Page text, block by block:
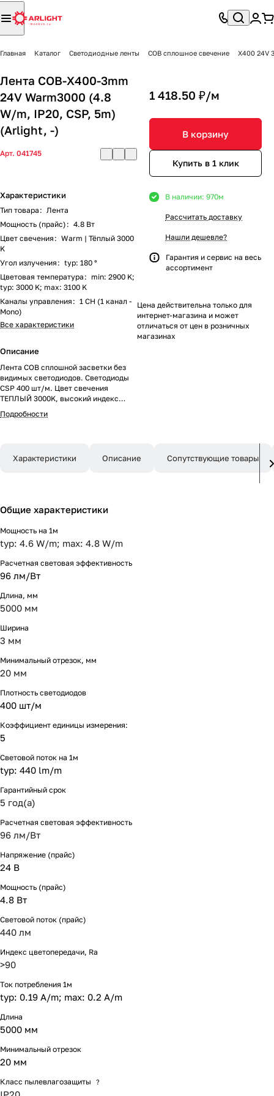
Главная Каталог Светодиодные ленты COB сплошное свечение X400 24V
Лента COB-X400-3mm
24V Warm3000 (4.8
W/m, IP20, CSP, 5m)
(Arlight, -)
Арт. 041745
Характеристики
Тип товара : Лента
Мощность (прайс) : 4.8 Вт
Цвет свечения : Warm | Тёплый 3000
K
Угол излучения : typ: 180 °
Цветовая температура : min: 2900 K;
typ: 3000 K; max: 3100 K
Каналы управления : 1 CH (1 канал -
Mono)
Все характеристики
Описание
Лента COB сплошной засветки без
видимых светодиодов. Светодиоды
CSP 400 шт/м. Цвет свечения
ТЕПЛЫЙ 3000K, высокий индекс
цветопередачи CRI>90, угол 180°.
Мощность 4.8 Вт/м, питание 24 В.
Гарантия 3 года. Обязательна
Подробности
1 418.50 ₽/м
В корзину
Купить в 1 клик
В наличии: 970м
Рассчитать доставку
Нашли дешевле?
Гарантия и сервис на весь
ассортимент
Цена действительна только для
интернет-магазина и может
отличаться от цен в розничных
магазинах
Характеристики Описание Сопутствующие товары
Общие характеристики
Мощность на 1м
typ: 4.6 W/m; max: 4.8 W/m
Расчетная световая эффективность
96 лм/Вт
Длина, мм
5000 мм
Ширина
3 мм
Минимальный отрезок, мм
20 мм
Плотность светодиодов
400 шт/м
Коэффициент единицы измерения:
5
Световой поток на 1м
typ: 440 lm/m
Гарантийный срок
5 год(а)
Расчетная световая эффективность
96 лм/Вт
Напряжение (прайс)
24 В
Мощность (прайс)
4.8 Вт
Световой поток (прайс)
440 лм
Индекс цветопередачи, Ra
>90
Ток потребления 1м
typ: 0.19 A/m; max: 0.2 A/m
Длина
5000 мм
Минимальный отрезок
20 мм
Класс пылевлагозащиты ?